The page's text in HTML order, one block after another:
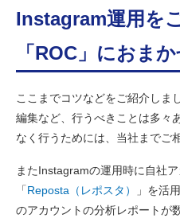
Instagram運用を
「ROC」におまか
ここまでコツなどをご紹介しま
編集など、行うべきことは多々
なく行うためには、当社までご
またInstagramの運用時に自社
「Reposta（レポスタ）
」を活
のアカウントの分析レポートが